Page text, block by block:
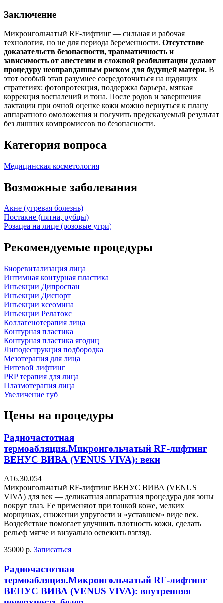
Заключение
Микроигольчатый RF‑лифтинг — сильная и рабочая
технология, но не для периода беременности. Отсутствие
доказательств безопасности, травматичность и
зависимость от анестезии и сложной реабилитации делают
процедуру неоправданным риском для будущей матери. В
этот особый этап разумнее сосредоточиться на щадящих
стратегиях: фотопротекция, поддержка барьера, мягкая
коррекция воспалений и тона. После родов и завершения
лактации при очной оценке кожи можно вернуться к плану
аппаратного омоложения и получить предсказуемый результат
без лишних компромиссов по безопасности.
Категория вопроса
Медицинская косметология
Возможные заболевания
Акне (угревая болезнь)
Постакне (пятна, рубцы)
Розацеа на лице (розовые угри)
Рекомендуемые процедуры
Биоревитализация лица
Интимная контурная пластика
Инъекции Дипроспан
Инъекции Диспорт
Инъекции ксеомина
Инъекции Релатокс
Коллагенотерапия лица
Контурная пластика
Контурная пластика ягодиц
Липодеструкция подбородка
Мезотерапия для лица
Нитевой лифтинг
PRP терапия для лица
Плазмотерапия лица
Увеличение губ
Цены на процедуры
Радиочастотная
термоабляция.Микроигольчатый RF-лифтинг
ВЕНУС ВИВА (VENUS VIVA): веки
А16.30.054
Микроигольчатый RF-лифтинг ВЕНУС ВИВА (VENUS
VIVA) для век — деликатная аппаратная процедура для зоны
вокруг глаз. Ее применяют при тонкой коже, мелких
морщинах, снижении упругости и «уставшем» виде век.
Воздействие помогает улучшить плотность кожи, сделать
рельеф мягче и визуально освежить взгляд.
35000 р. Записаться
Радиочастотная
термоабляция.Микроигольчатый RF-лифтинг
ВЕНУС ВИВА (VENUS VIVA): внутренняя